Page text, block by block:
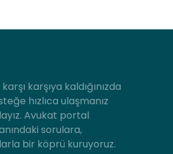
karşıya kaldığınızda
hızlıca ulaşmanız
Avukat portal
sorulara,
bir köprü kuruyoruz.